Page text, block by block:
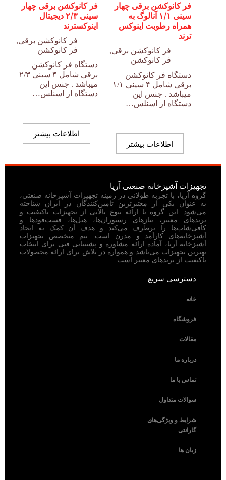
فر کانوکشن برقی چهار
سینی ۱/۱ آنالوگ به
همراه رطوبت اینوکس
ترند
فر کانوکشن برقی,
فر کانوکشن
دستگاه فر کانوکشن
برقی شامل ۴ سینی ۱/۱
میباشد . جنس این
دستگاه از اسنلس…
اطلاعات بیشتر
فر کانوکشن برقی چهار
سینی ۲/۳ دیجیتال
اینوکسترند
فر کانوکشن برقی,
فر کانوکشن
دستگاه فر کانوکشن
برقی شامل ۴ سینی ۲/۳
میباشد . جنس این
دستگاه از اسنلس…
اطلاعات بیشتر
تجهیزات آشپزخانه صنعتی آریا
گروه آریا، با تجربه طولانی در زمینه تجهیزات آشپزخانه صنعتی،
به عنوان یکی از معتبرترین تامین‌کنندگان در ایران شناخته
می‌شود. این گروه با ارائه تنوع بالایی از تجهیزات باکیفیت و
برندهای معتبر، نیازهای رستوران‌ها، هتل‌ها، فست‌فودها و
کافی‌شاپ‌ها را برطرف می‌کند و هدف آن کمک به ایجاد
آشپزخانه‌های کارآمد و مدرن است. تیم متخصص تجهیزات
آشپزخانه آریا، آماده ارائه مشاوره و پشتیبانی فنی برای انتخاب
بهترین تجهیزات می‌باشد و همواره در تلاش برای ارائه محصولات
باکیفیت از برندهای معتبر است.
دسترسی سریع
خانه
فروشگاه
مقالات
درباره ما
تماس با ما
سوالات متداول
شرایط و ویژگی‌های
گارانتی
زبان ها